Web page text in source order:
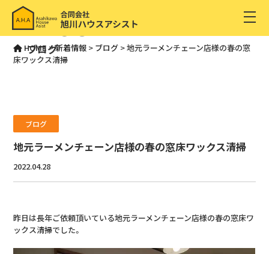
BLOG
ブログ
HOME>新着情報 > ブログ >地元ラーメンチェーン店様の春の窓
床ワックス清掃
ブログ
地元ラーメンチェーン店様の春の窓床ワックス清掃
2022.04.28
昨日は長年ご依頼頂いている地元ラーメンチェーン店様の春の窓床ワ
ックス清掃でした。